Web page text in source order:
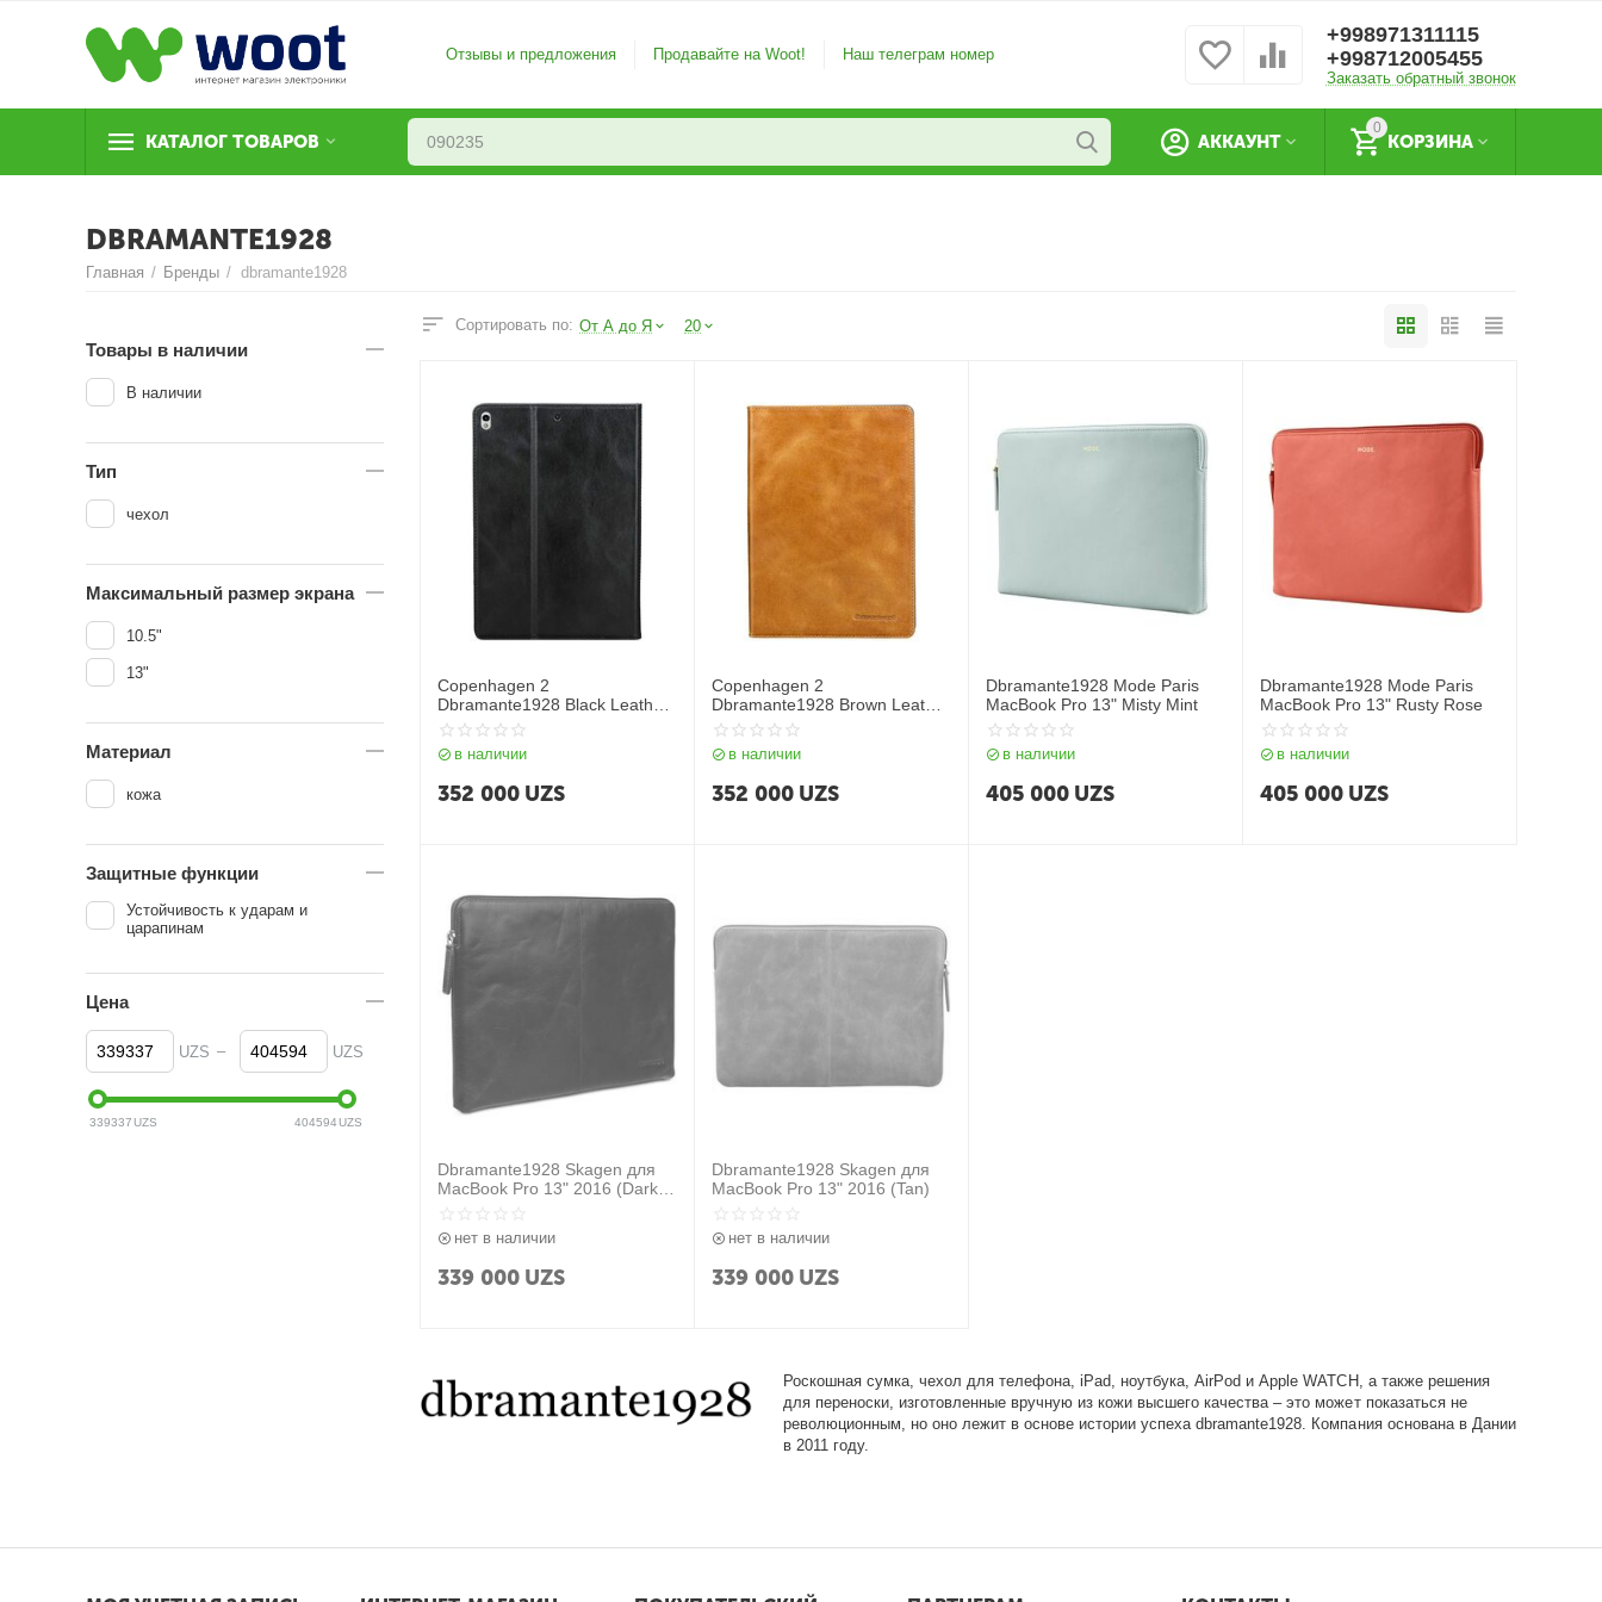
Отзывы и предложения Продавайте на Woot! Наш телеграм номер
+998971311115
+998712005455
Заказать обратный звонок
КАТАЛОГ ТОВАРОВ
0
КОРЗИНА
АККАУНТ
DBRAMANTE1928
Главная / Бренды / dbramante1928
Роскошная сумка, чехол для телефона, iPad, ноутбука, AirPod и Apple WATCH, а также решения
для переноски, изготовленные вручную из кожи высшего качества – это может показаться не
революционным, но оно лежит в основе истории успеха dbramante1928. Компания основана в Дании
в 2011 году.
Сортировать по: От А до Я 20
Copenhagen 2
Dbramante1928 Black Leather
Case for iPad Pro 10.5 Inch
в наличии
352 000 UZS
Copenhagen 2
Dbramante1928 Brown Leather
Case for iPad Pro 10.5 Inch
в наличии
352 000 UZS
Dbramante1928 Mode Paris
MacBook Pro 13" Misty Mint
в наличии
405 000 UZS
Dbramante1928 Mode Paris
MacBook Pro 13" Rusty Rose
в наличии
405 000 UZS
Dbramante1928 Skagen для
MacBook Pro 13" 2016 (Dark
нет в наличии
339 000 UZS
Dbramante1928 Skagen для
MacBook Pro 13" 2016 (Tan)
нет в наличии
339 000 UZS
Товары в наличии
В наличии
Тип
чехол
Максимальный размер экрана
10.5"
13"
Материал
кожа
Защитные функции
Устойчивость к ударам и
царапинам
Цена
UZS – UZS
339337UZS 404594UZS